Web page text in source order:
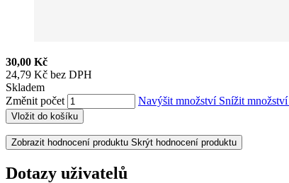
30,00 Kč
24,79 Kč bez DPH
Skladem
Změnit počet
Navýšit množství Snížit množství
Vložit do košíku
Zobrazit hodnocení produktu Skrýt hodnocení produktu
Dotazy uživatelů